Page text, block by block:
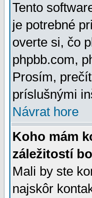
Tento
je potrebné
overte si, čo
phpbb.com,
Prosím,
príslušnými
Návrat hore
Koho mám
záležitostí
Mali by ste
najskôr